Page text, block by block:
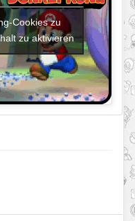
Cookies zu
zu aktivieren